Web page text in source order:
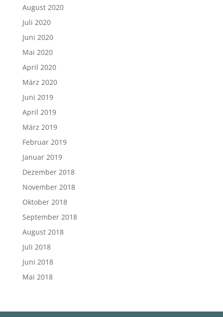
August 2020
Juli 2020
Juni 2020
Mai 2020
April 2020
März 2020
Juni 2019
April 2019
März 2019
Februar 2019
Januar 2019
Dezember 2018
November 2018
Oktober 2018
September 2018
August 2018
Juli 2018
Juni 2018
Mai 2018